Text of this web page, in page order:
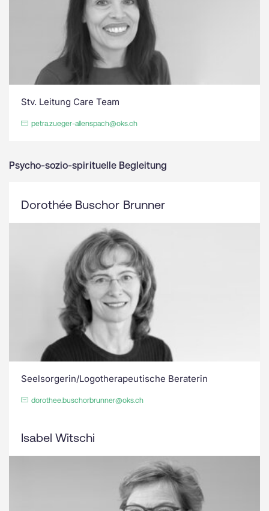
Stv. Leitung Care Team
petra.zueger-allenspach@oks.ch
Psycho-sozio-spirituelle Begleitung
Dorothée Buschor Brunner
Seelsorgerin/Logotherapeutische Beraterin
dorothee.buschorbrunner@oks.ch
Isabel Witschi